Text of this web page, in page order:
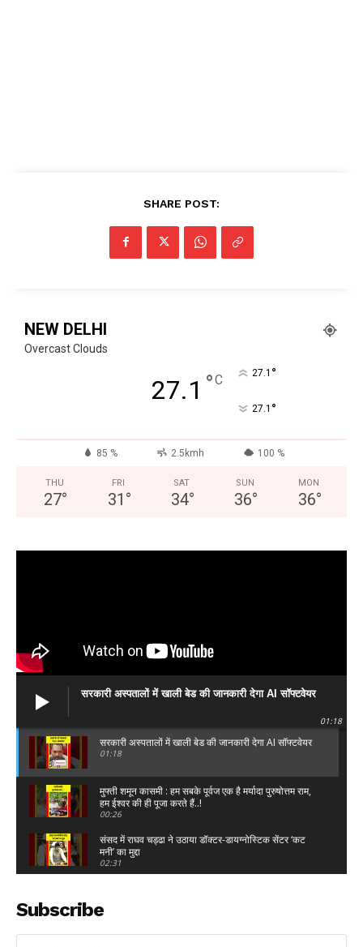
SHARE POST:
NEW DELHI
Overcast Clouds
27.1 °C 27.1 °
27.1 °
85 % 2.5kmh 100 %
THU
27°
FRI
31 °
SAT
34°
SUN
36°
MON
36°
सरकारी अस्पतालों में खाली बेड की जानकारी देगा AI सॉफ्टवेयर
01:18
सरकारी अस्पतालों में खाली बेड की जानकारी देगा AI सॉफ्टवेयर
01:18
मुफ्ती शमून कासमी : हम सबके पूर्वज एक है मर्यादा पुरुषोत्तम राम,
हम ईश्वर की ही पूजा करते हैं..!
00:26
संसद में राघव चड्ढा ने उठाया डॉक्टर-डायग्नोस्टिक सेंटर ‘कट
मनी’ का मुद्दा
02:31
15:15
DImple Yadav : "यूपी का हाल देख लीजिए, 21 पेपर लीक
Subscribe